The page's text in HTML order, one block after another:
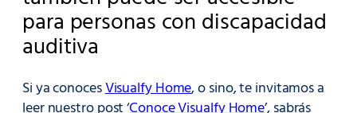
para personas con discapacidad
auditiva
Si ya conocesVisualfy Home, o sino, te invitamos a